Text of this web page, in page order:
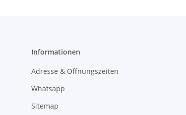
Informationen
Adresse & Öffnungszeiten
Whatsapp
Sitemap